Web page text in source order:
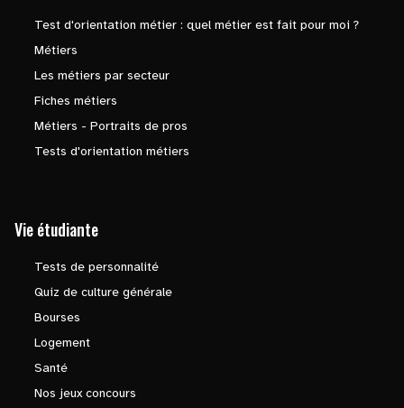
Test d'orientation métier : quel métier est fait pour moi ?
Métiers
Les métiers par secteur
Fiches métiers
Métiers - Portraits de pros
Tests d'orientation métiers
Vie étudiante
Tests de personnalité
Quiz de culture générale
Bourses
Logement
Santé
Nos jeux concours